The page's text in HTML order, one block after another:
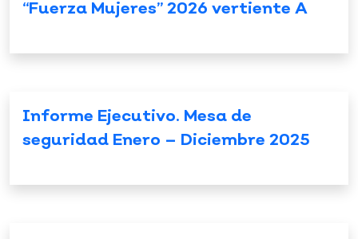
“Fuerza Mujeres” 2026 vertiente A
Informe Ejecutivo. Mesa de
seguridad Enero – Diciembre 2025